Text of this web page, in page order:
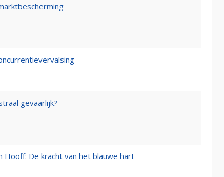
gevaarlijk?
Hooff: De kracht van het blauwe hart